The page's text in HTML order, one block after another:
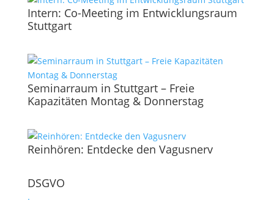
Intern: Co-Meeting im Entwicklungsraum
Stuttgart
Seminarraum in Stuttgart – Freie
Kapazitäten Montag & Donnerstag
Reinhören: Entdecke den Vagusnerv
DSGVO